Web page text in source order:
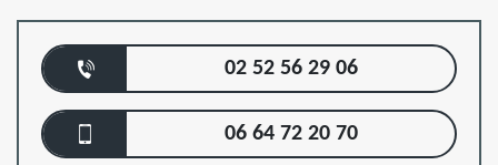
02 52 56 29 06
06 64 72 20 70